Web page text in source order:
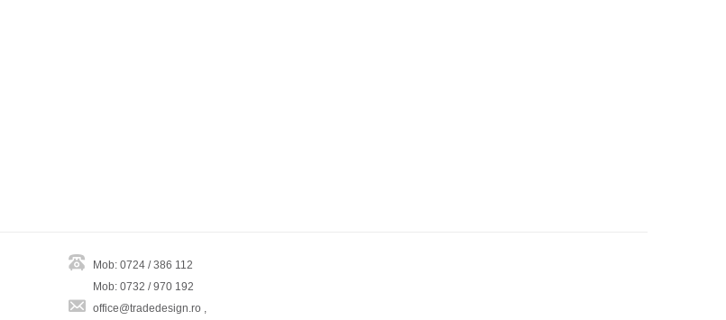
Mob: 0724 / 386 112
Mob: 0732 / 970 192
office@tradedesign.ro ,